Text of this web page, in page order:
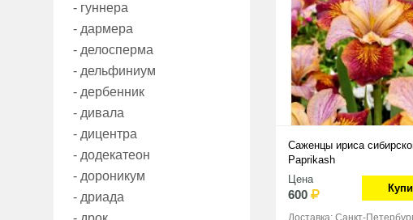
- гуннера
- дармера
- делосперма
- дельфиниум
- дербенник
- дивала
- дицентра
- додекатеон
- дороникум
- дриада
Саженцы ириса
Paprikash
Цена
600